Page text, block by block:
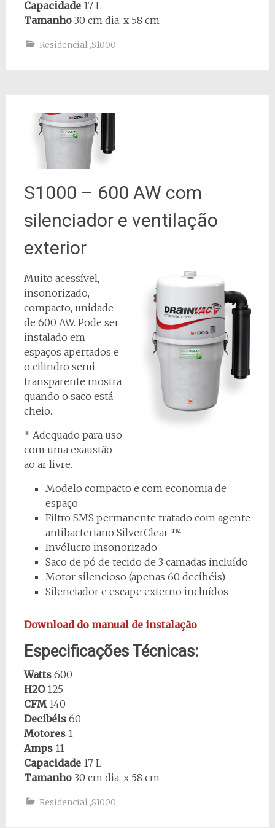
Capacidade17 L
Tamanho30 cm dia. x 58 cm
Residencial,S1000
S1000 – 600 AW com
silenciador e ventilação
exterior
Muito acessível,
insonorizado,
compacto, unidade
de 600 AW. Pode ser
instalado em
espaços apertados e
o cilindro semi-
transparente mostra
quando o saco está
cheio.
* Adequado para uso
com uma exaustão
ao ar livre.
Modelo compacto e com economia de
espaço
Filtro SMS permanente tratado com agente
antibacteriano SilverClear ™
Invólucro insonorizado
Saco de pó de tecido de 3 camadas incluído
Motor silencioso (apenas 60 decibéis)
Silenciador e escape externo incluídos
Download do manual de instalação
Especificações Técnicas:
Watts 600
H2O125
CFM140
Decibéis60
Motores1
Amps11
Capacidade17 L
Tamanho30 cm dia. x 58 cm
Residencial ,S1000